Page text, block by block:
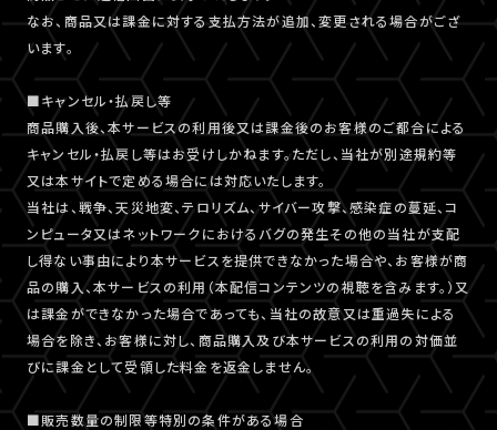
なお、商品又は課金に対する支払方法が追加、変更される場合がござ
います。
■キャンセル・払戻し等
商品購入後、本サービスの利用後又は課金後のお客様のご都合による
キャンセル・払戻し等はお受けしかねます。ただし、当社が別途規約等
又は本サイトで定める場合には対応いたします。
当社は、戦争、天災地変、テロリズム、サイバー攻撃、感染症の蔓延、コ
ンピュータ又はネットワークにおけるバグの発生その他の当社が支配
し得ない事由により本サービスを提供できなかった場合や、お客様が商
品の購入、本サービスの利用（本配信コンテンツの視聴を含みます。）又
は課金ができなかった場合であっても、当社の故意又は重過失による
場合を除き、お客様に対し、商品購入及び本サービスの利用の対価並
びに課金として受領した料金を返金しません。
■販売数量の制限等特別の条件がある場合